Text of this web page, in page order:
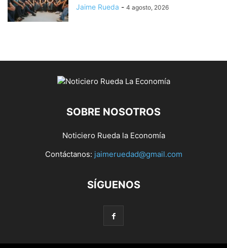
Jaime Rueda - 4 agosto, 2026
SOBRE NOSOTROS
Noticiero Rueda la Economía
Contáctanos: jaimeruedad@gmail.com
SÍGUENOS